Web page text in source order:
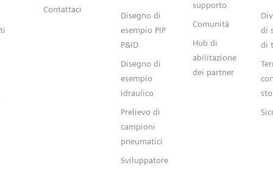
Contattaci
Disegno di
esempio PIP
P&ID
Disegno di
esempio
idraulico
Prelievo di
campioni
pneumatici
Sviluppatore
supporto
Comunità
Hub di
abilitazione
dei partner
di
di